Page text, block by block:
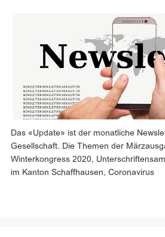
Das «Update» ist der monatliche
Gesellschaft. Die Themen der
Winterkongress 2020,
im Kanton Schaffhausen, Coronavirus